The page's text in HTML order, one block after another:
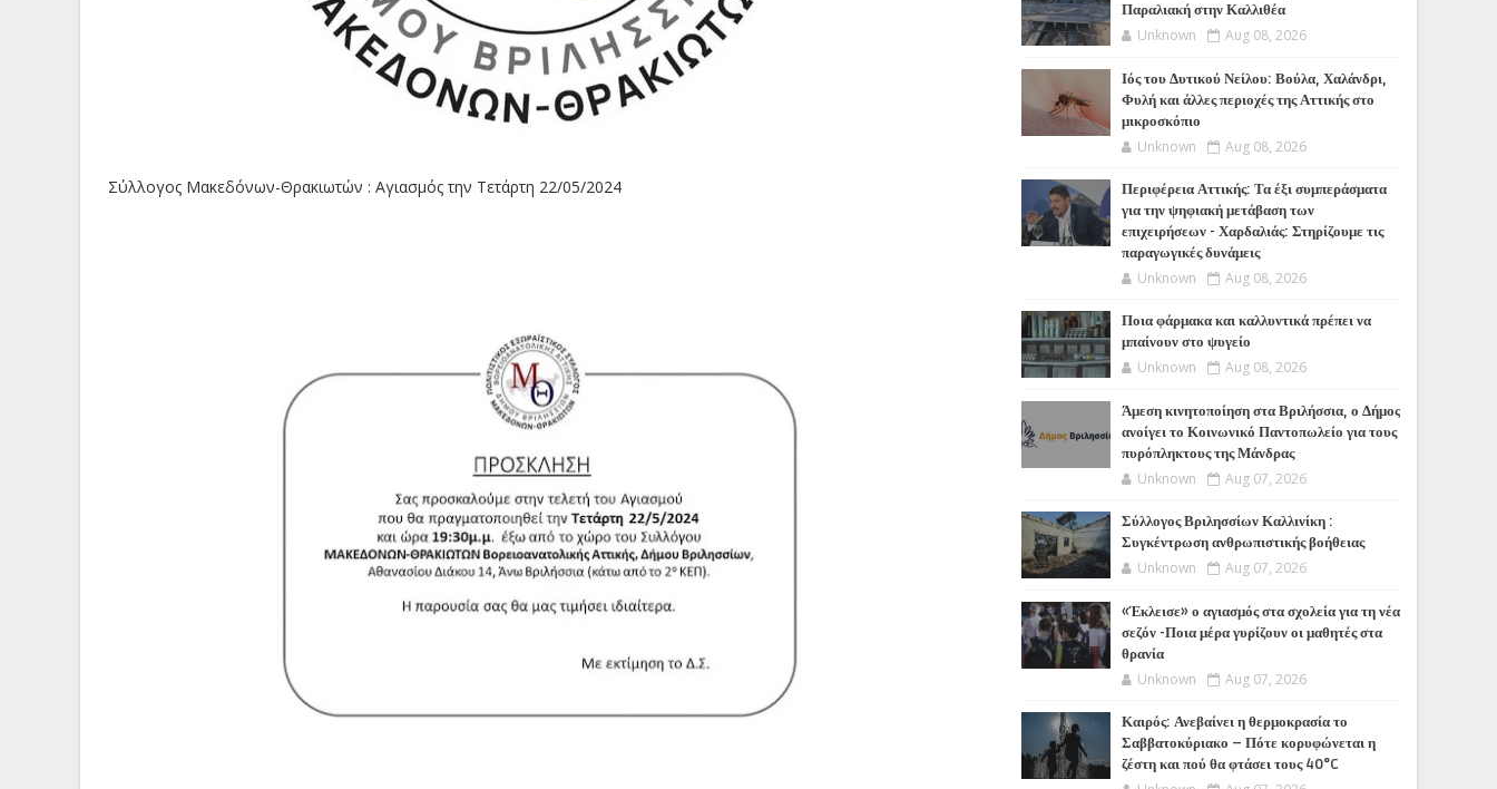
Σύλλογος Μακεδόνων-Θρακιωτών : Αγιασμός την Τετάρτη 22/05/2024
Παραλιακή στην Καλλιθέα
Unknown Aug 08, 2026
Ιός του Δυτικού Νείλου: Βούλα, Χαλάνδρι,
Φυλή και άλλες περιοχές της Αττικής στο
μικροσκόπιο
Unknown Aug 08, 2026
Περιφέρεια Αττικής: Τα έξι συμπεράσματα
για την ψηφιακή μετάβαση των
επιχειρήσεων - Χαρδαλιάς: Στηρίζουμε τις
παραγωγικές δυνάμεις
Unknown Aug 08, 2026
Ποια φάρμακα και καλλυντικά πρέπει να
μπαίνουν στο ψυγείο
Unknown Aug 08, 2026
Άμεση κινητοποίηση στα Βριλήσσια, ο Δήμος
ανοίγει το Κοινωνικό Παντοπωλείο για τους
πυρόπληκτους της Μάνδρας
Unknown Aug 07, 2026
Σύλλογος Βριλησσίων Καλλινίκη :
Συγκέντρωση ανθρωπιστικής βοήθειας
Unknown Aug 07, 2026
«Έκλεισε» ο αγιασμός στα σχολεία για τη νέα
σεζόν -Ποια μέρα γυρίζουν οι μαθητές στα
θρανία
Unknown Aug 07, 2026
Καιρός: Ανεβαίνει η θερμοκρασία το
Σαββατοκύριακο – Πότε κορυφώνεται η
ζέστη και πού θα φτάσει τους 40°C